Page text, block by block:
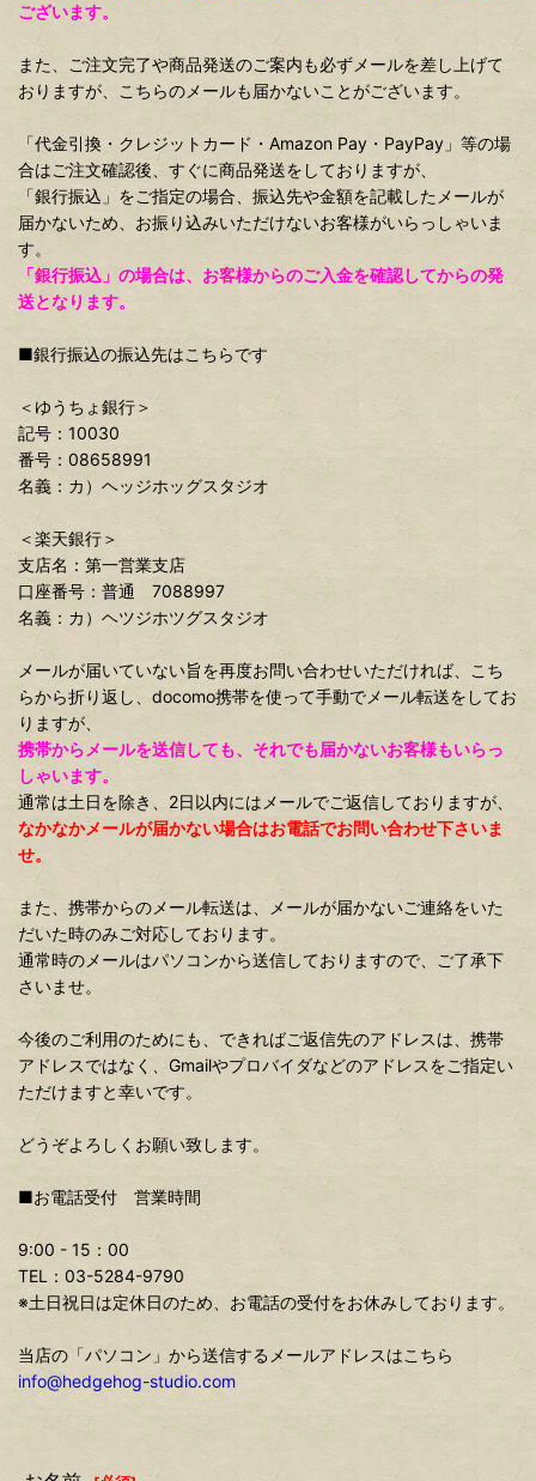
ございます。
また、ご注文完了や商品発送のご案内も必ずメールを差し上げて
おりますが、こちらのメールも届かないことがございます。
「代金引換・クレジットカード・Amazon Pay・PayPay」等の場
合はご注文確認後、すぐに商品発送をしておりますが、
「銀行振込」をご指定の場合、振込先や金額を記載したメールが
届かないため、お振り込みいただけないお客様がいらっしゃいま
す。
「銀行振込」の場合は、お客様からのご入金を確認してからの発
送となります。
■銀行振込の振込先はこちらです
＜ゆうちょ銀行＞
記号：10030
番号：08658991
名義：カ）ヘッジホッグスタジオ
＜楽天銀行＞
支店名：第一営業支店
口座番号：普通 7088997
名義：カ）ヘツジホツグスタジオ
メールが届いていない旨を再度お問い合わせいただければ、こち
らから折り返し、docomo携帯を使って手動でメール転送をしてお
りますが、
携帯からメールを送信しても、それでも届かないお客様もいらっ
しゃいます。
通常は土日を除き、2日以内にはメールでご返信しておりますが、
なかなかメールが届かない場合はお電話でお問い合わせ下さいま
せ。
また、携帯からのメール転送は、メールが届かないご連絡をいた
だいた時のみご対応しております。
通常時のメールはパソコンから送信しておりますので、ご了承下
さいませ。
今後のご利用のためにも、できればご返信先のアドレスは、携帯
アドレスではなく、Gmailやプロバイダなどのアドレスをご指定い
ただけますと幸いです。
どうぞよろしくお願い致します。
■お電話受付 営業時間
9:00 - 15：00
TEL：03-5284-9790
※土日祝日は定休日のため、お電話の受付をお休みしております。
当店の「パソコン」から送信するメールアドレスはこちら
info@hedgehog-studio.com